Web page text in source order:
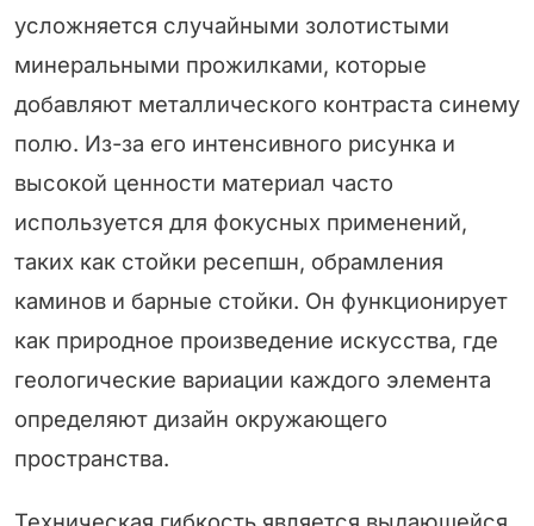
усложняется случайными золотистыми
минеральными прожилками, которые
добавляют металлического контраста синему
полю. Из-за его интенсивного рисунка и
высокой ценности материал часто
используется для фокусных применений,
таких как стойки ресепшн, обрамления
каминов и барные стойки. Он функционирует
как природное произведение искусства, где
геологические вариации каждого элемента
определяют дизайн окружающего
пространства.
Техническая гибкость является выдающейся